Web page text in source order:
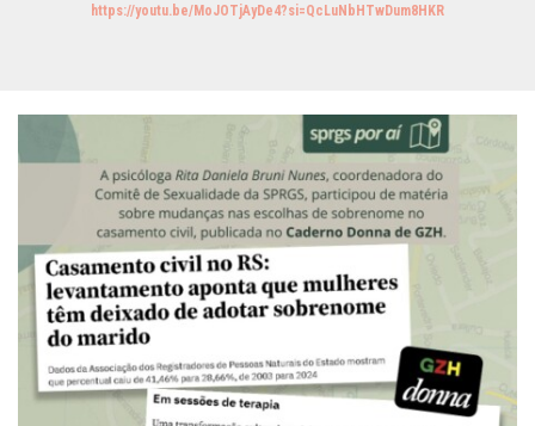
https://youtu.be/MoJOTjAyDe4?si=QcLuNbHTwDum8HKR